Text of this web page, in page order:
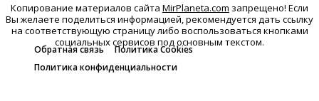
Копирование материалов сайта MirPlaneta.com запрещено! Если
Вы желаете поделиться информацией, рекомендуется дать ссылку
на соответствующую страницу либо воспользоваться кнопками
социальных сервисов под основным текстом.
Обратная связь
Политика Cookies
Политика конфиденциальности